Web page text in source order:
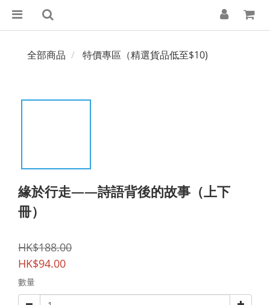
全部商品 特價專區（精選貨品低至$10)
緣於行走——詩語背後的故事（上下
冊）
HK$188.00
HK$94.00
數量